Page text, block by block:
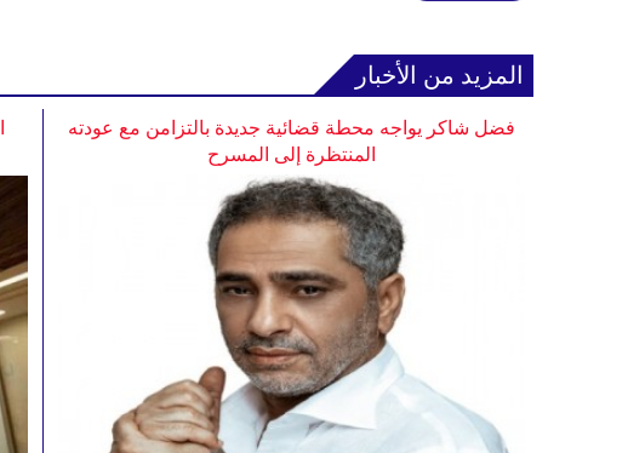
المزيد من الأخبار
فضل شاكر يواجه محطة قضائية جديدة بالتزامن مع عودته
المنتظرة إلى المسرح